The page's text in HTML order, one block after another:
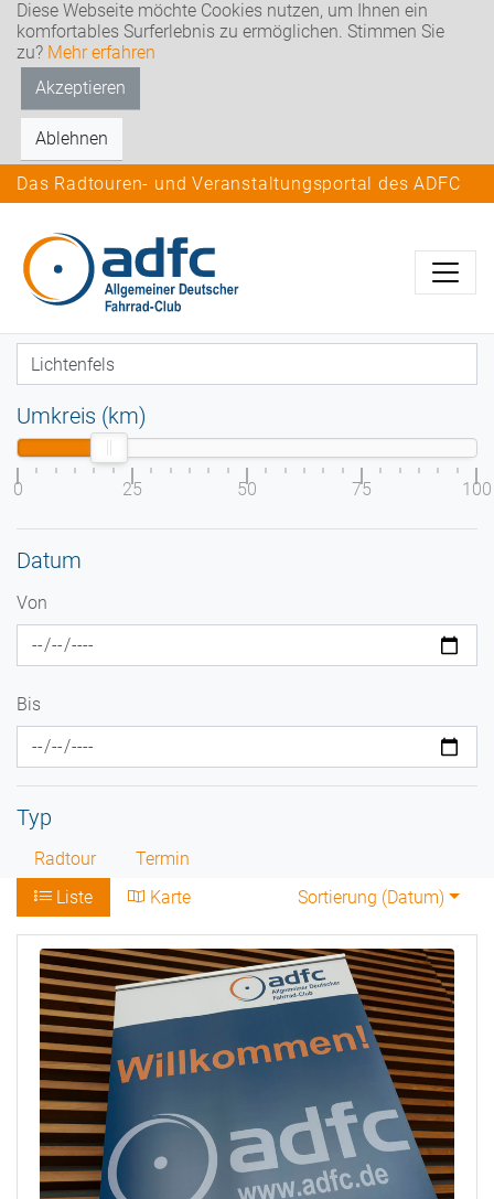
Diese Webseite möchte Cookies nutzen, um Ihnen ein
komfortables Surferlebnis zu ermöglichen. Stimmen Sie
zu? Mehr erfahren
Akzeptieren
Ablehnen
Das Radtouren- und Veranstaltungsportal des ADFC
Umkreis (km)
0 25 50 75 100
Datum
Von
Bis
Typ
Radtour
Termin
Liste
Karte Sortierung (Datum)